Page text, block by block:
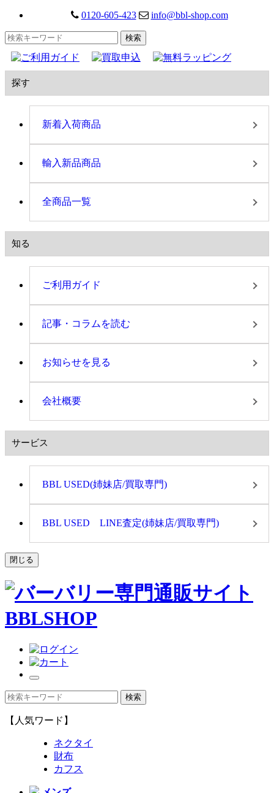
0120-605-423 info@bbl-shop.com
探す
新着入荷商品
輸入新品商品
全商品一覧
知る
ご利用ガイド
記事・コラムを読む
お知らせを見る
会社概要
サービス
BBL USED(姉妹店/買取専門)
BBL USED LINE査定(姉妹店/買取専門)
閉じる
【人気ワード】
ネクタイ
財布
カフス